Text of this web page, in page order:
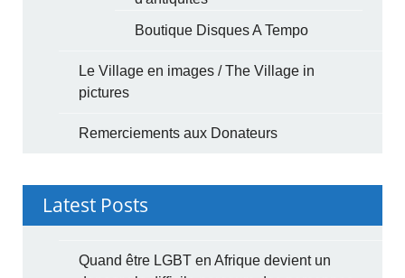
Boutique Disques A Tempo
Le Village en images / The Village in
pictures
Remerciements aux Donateurs
Latest Posts
Quand être LGBT en Afrique devient un